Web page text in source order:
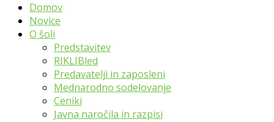
Domov
Novice
O šoli
Predstavitev
RIKLIBled
Predavatelji in zaposleni
Mednarodno sodelovanje
Ceniki
Javna naročila in razpisi